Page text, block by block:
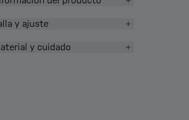
y ajuste
y cuidado